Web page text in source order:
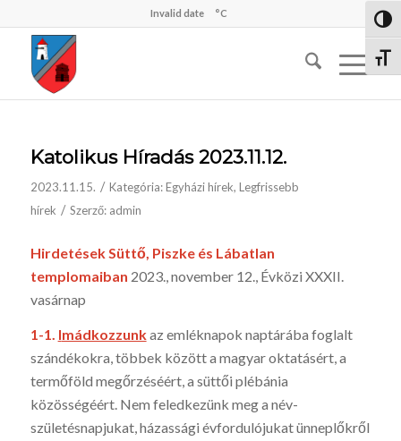
Invalid date °C
Katolikus Híradás 2023.11.12.
2023.11.15. / Kategória:Egyházi hírek, Legfrissebb
hírek / Szerző: admin
Hirdetések Süttő, Piszke és Lábatlan
templomaiban 2023., november 12., Évközi XXXII.
vasárnap
1-1. Imádkozzunkaz emléknapok naptárába foglalt
szándékokra, többek között a magyar oktatásért, a
termőföld megőrzéséért, a süttői plébánia
közösségéért. Nem feledkezünk meg a név-
születésnapjukat, házassági évfordulójukat ünneplőkről